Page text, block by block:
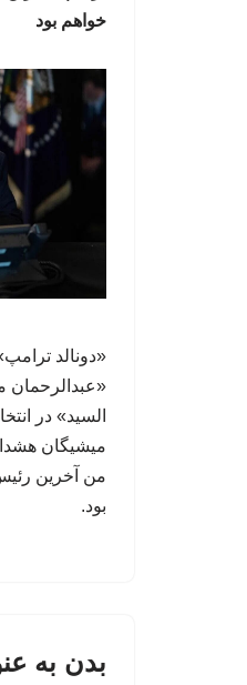
خواهم بود
«دونالد
«عبدالرحمان
السید» در
میشیگان
من آخرین
بود.
بدن به